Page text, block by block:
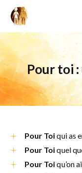
Pour toi :
Pour Toiqui as
Pour Toiquel
Pour Toiqu’on